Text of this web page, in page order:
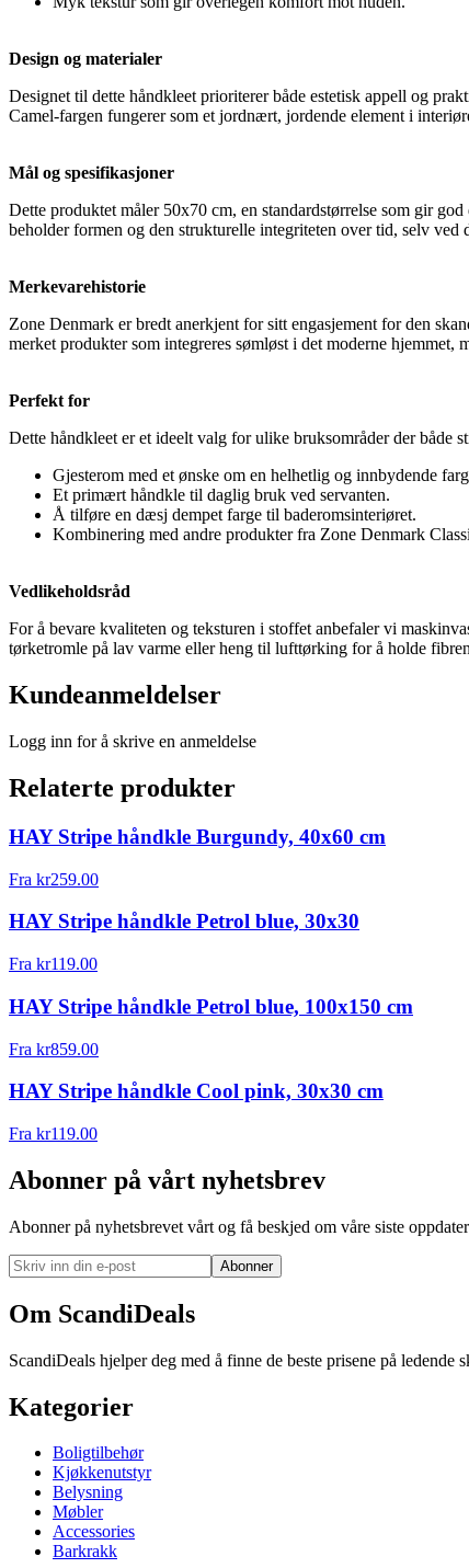
Design og materialer
Designet til dette håndkleet prioriterer både estetisk appell og
Camel-fargen fungerer som et jordnært, jordende element i
Mål og spesifikasjoner
Dette produktet måler 50x70 cm, en standardstørrelse som gir
beholder formen og den strukturelle integriteten over tid, selv
Merkevarehistorie
Zone Denmark er bredt anerkjent for sitt engasjement for den
merket produkter som integreres sømløst i det moderne hjemmet,
Perfekt for
Dette håndkleet er et ideelt valg for ulike bruksområder der både
Gjesterom med et ønske om en helhetlig og innbydende
Et primært håndkle til daglig bruk ved servanten.
Å tilføre en dæsj dempet farge til baderomsinteriøret.
Kombinering med andre produkter fra Zone Denmark
Vedlikeholdsråd
For å bevare kvaliteten og teksturen i stoffet anbefaler vi
tørketromle på lav varme eller heng til lufttørking for å holde
Kundeanmeldelser
Logg inn for å skrive en anmeldelse
Relaterte produkter
HAY Stripe håndkle Burgundy, 40x60 cm
Fra kr259.00
HAY Stripe håndkle Petrol blue, 30x30
Fra kr119.00
HAY Stripe håndkle Petrol blue, 100x150 cm
Fra kr859.00
HAY Stripe håndkle Cool pink, 30x30 cm
Fra kr119.00
Abonner på vårt nyhetsbrev
Abonner på nyhetsbrevet vårt og få beskjed om våre siste
Abonner
Om ScandiDeals
ScandiDeals hjelper deg med å finne de beste prisene på
Kategorier
Boligtilbehør
Kjøkkenutstyr
Belysning
Møbler
Accessories
Barkrakk